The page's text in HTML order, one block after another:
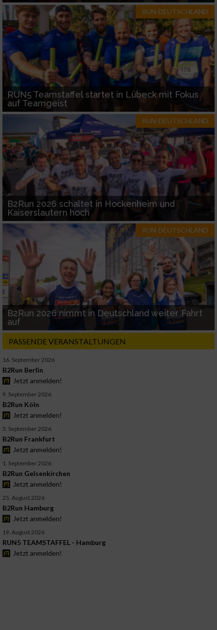
RUN-DEUTSCHLAND
RUN5 Teamstaffel startet in Lübeck mit Fokus
auf Teamgeist
RUN-DEUTSCHLAND
B2Run 2026 schaltet in Hockenheim und
Kaiserslautern hoch
RUN-DEUTSCHLAND
B2Run 2026 nimmt in Deutschland weiter Fahrt
auf
PASSENDE VERANSTALTUNGEN
16. September 2026
B2Run Berlin
Jetzt anmelden!
9. September 2026
B2Run Köln
Jetzt anmelden!
3. September 2026
B2Run Frankfurt
Jetzt anmelden!
1. September 2026
B2Run Gelsenkirchen
Jetzt anmelden!
25. August 2026
B2Run Hamburg
Jetzt anmelden!
19. August 2026
RUN5 TEAMSTAFFEL - Hamburg
Jetzt anmelden!